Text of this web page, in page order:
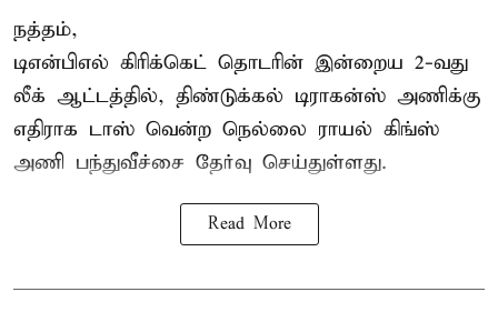
நத்தம்,
டிஎன்பிஎல் கிரிக்கெட் தொடரின் இன்றைய 2-வது
லீக் ஆட்டத்தில், திண்டுக்கல் டிராகன்ஸ் அணிக்கு
எதிராக டாஸ் வென்ற நெல்லை ராயல் கிங்ஸ்
அணி பந்துவீச்சை தேர்வு செய்துள்ளது.
Read More